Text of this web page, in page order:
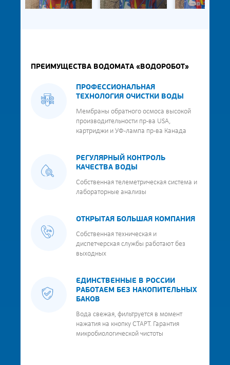
ПРЕИМУЩЕСТВА ВОДОМАТА «ВОДОРОБОТ»
ПРОФЕССИОНАЛЬНАЯ
ТЕХНОЛОГИЯ ОЧИСТКИ ВОДЫ
Мембраны обратного осмоса высокой
производительности пр-ва USA,
картриджи и УФ-лампа пр-ва Канада
РЕГУЛЯРНЫЙ КОНТРОЛЬ
КАЧЕСТВА ВОДЫ
Собственная телеметрическая система и
лабораторные анализы
ОТКРЫТАЯ БОЛЬШАЯ КОМПАНИЯ
Собственная техническая и
диспетчерская службы работают без
выходных
ЕДИНСТВЕННЫЕ В РОССИИ
РАБОТАЕМ БЕЗ НАКОПИТЕЛЬНЫХ
БАКОВ
Вода свежая, фильтруется в момент
нажатия на кнопку СТАРТ. Гарантия
микробиологической чистоты